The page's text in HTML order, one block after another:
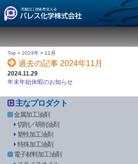
Top > 2024年 > 11月
過去の記事 2024年11月
2024.11.29
年末年始休暇のお知らせ
主なプロダクト
金属加工油剤
切削／研削油剤
塑性加工油剤
特殊加工油剤
電子材料加工油剤